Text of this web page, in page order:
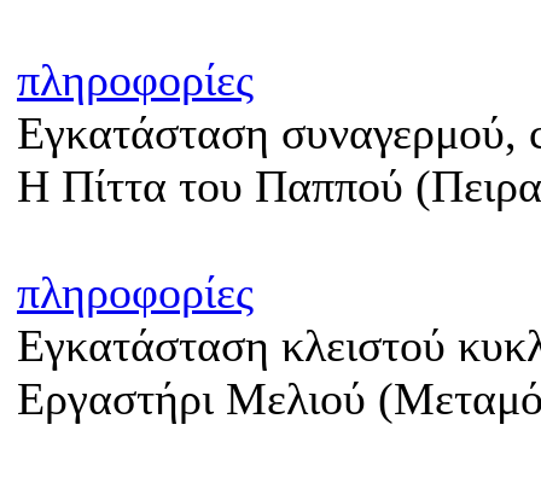
πληροφορίες
Εγκατάσταση συναγερμού,
Η Πίττα του Παππού
πληροφορίες
Εγκατάσταση κλειστού
Εργαστήρι Μελιού